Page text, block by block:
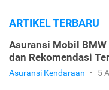
ARTIKEL TERBARU
Asuransi Mobil
dan Rekomendasi
Asuransi Kendaraan • 5